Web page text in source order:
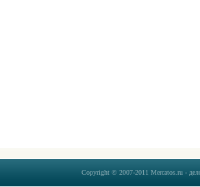
Copyright © 2007-2011 Mercatos.ru -